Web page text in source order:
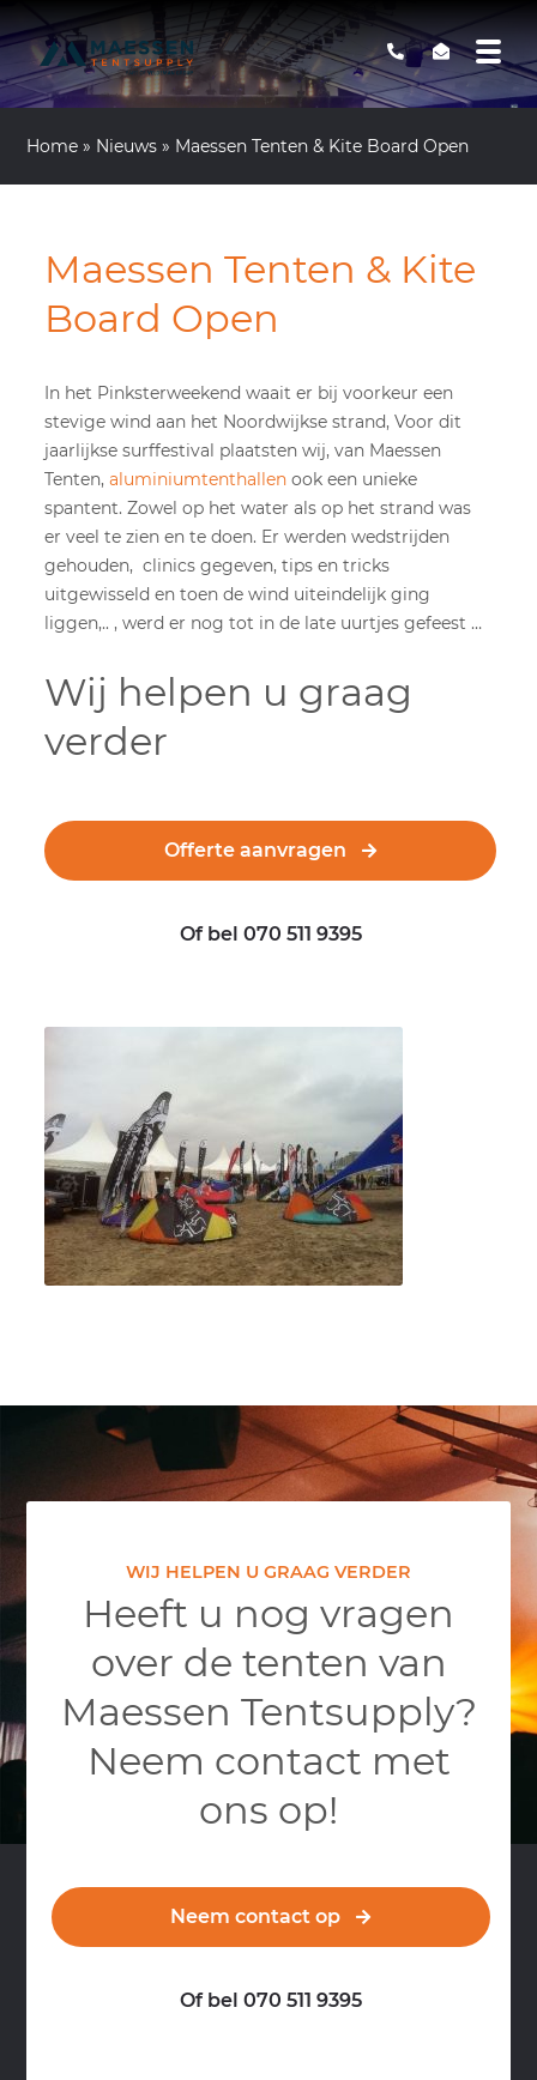
Home » Nieuws » Maessen Tenten & Kite Board Open
Maessen Tenten & Kite
Board Open
In het Pinksterweekend waait er bij voorkeur een
stevige wind aan het Noordwijkse strand, Voor dit
jaarlijkse surffestival plaatsten wij, van Maessen
Tenten,aluminiumtenthallenook een unieke
spantent. Zowel op het water als op het strand was
er veel te zien en te doen. Er werden wedstrijden
gehouden, clinics gegeven, tips en tricks
uitgewisseld en toen de wind uiteindelijk ging
liggen,.. , werd er nog tot in de late uurtjes gefeest …
Wij helpen u graag
verder
Offerte aanvragen
Of bel 070 511 9395
WIJ HELPEN U GRAAG VERDER
Heeft u nog vragen
over de tenten van
Maessen Tentsupply?
Neem contact met
ons op!
Neem contact op
Of bel 070 511 9395